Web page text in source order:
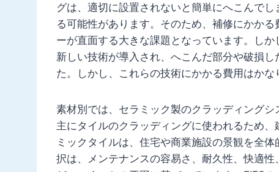
グは、適切に設置されないと簡単にへこんで
る可能性があります。そのため、補修にかか
ーが直面する大きな課題となっています。し
新しい技術が導入され、へこんだ部分や破損
た。しかし、これらの技術にかかる費用はかな
素材別では、セラミック製のクラッディング
主にタイルのクラッディングに使われるため
ミックタイルは、住宅や商業施設の景観を全
択は、メンテナンスの容易さ、耐久性、快適